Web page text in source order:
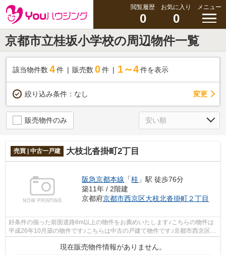
閲覧履歴
0
お気に入り
0
メニュー
京都市立桂坂小学校の周辺物件一覧
該当物件数 4件 販売数 0 件 1～4 件を表示
絞り込み条件： なし 変更
販売物件のみ
売買 | 中古一戸建 大枝北沓掛町2丁目
阪急京都本線 「桂 」駅 徒歩76分
築11年 / 2階建
京都府京都市西京区大枝北沓掛町２丁目
好条件の揃った前面道路6m以上の物件をお薦めいたします♪こちらの物件は
平成26年10月築の物件です♪こちらは中古の戸建て物件です♪京都市西京区エ
リアと阪急京都本線桂付近の不動産探し...
現在販売物件情報がありません。